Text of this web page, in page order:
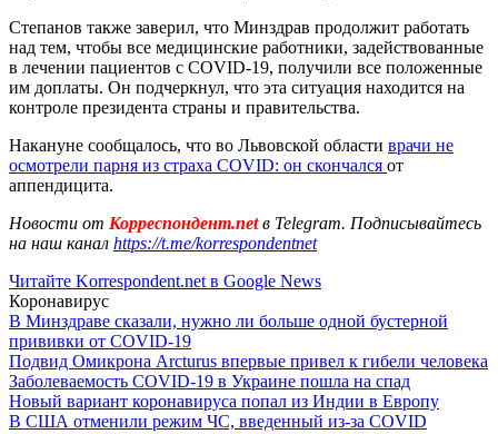
Степанов также заверил, что Минздрав продолжит работать
над тем, чтобы все медицинские работники, задействованные
в лечении пациентов с COVID-19, получили все положенные
им доплаты. Он подчеркнул, что эта ситуация находится на
контроле президента страны и правительства.
Накануне сообщалось, что во Львовской области врачи не
осмотрели парня из страха COVID: он скончался от
аппендицита.
Новости от Корреспондент.netв Telegram. Подписывайтесь
на наш канал https://t.me/korrespondentnet
Читайте Korrespondent.net в Google News
Коронавирус
В Минздраве сказали, нужно ли больше одной бустерной
прививки от COVID-19
Подвид Омикрона Arcturus впервые привел к гибели человека
Заболеваемость COVID-19 в Украине пошла на спад
Новый вариант коронавируса попал из Индии в Европу
В США отменили режим ЧС, введенный из-за COVID